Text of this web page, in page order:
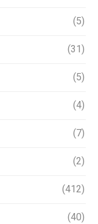
(5)
(31)
(5)
(4)
(7)
(2)
(412)
(40)